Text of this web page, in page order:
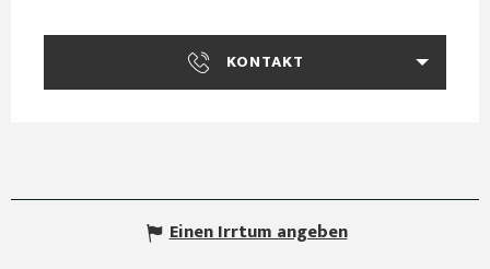
KONTAKT
Einen Irrtum angeben